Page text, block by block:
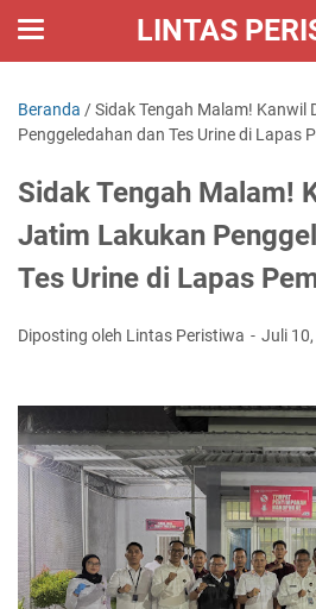
LINTAS
Beranda /Sidak Tengah Malam! Kanwil
Penggeledahan dan Tes Urine di Lapas
Sidak Tengah Malam!
Jatim Lakukan
Tes Urine di Lapas
Diposting oleh Lintas Peristiwa Juli